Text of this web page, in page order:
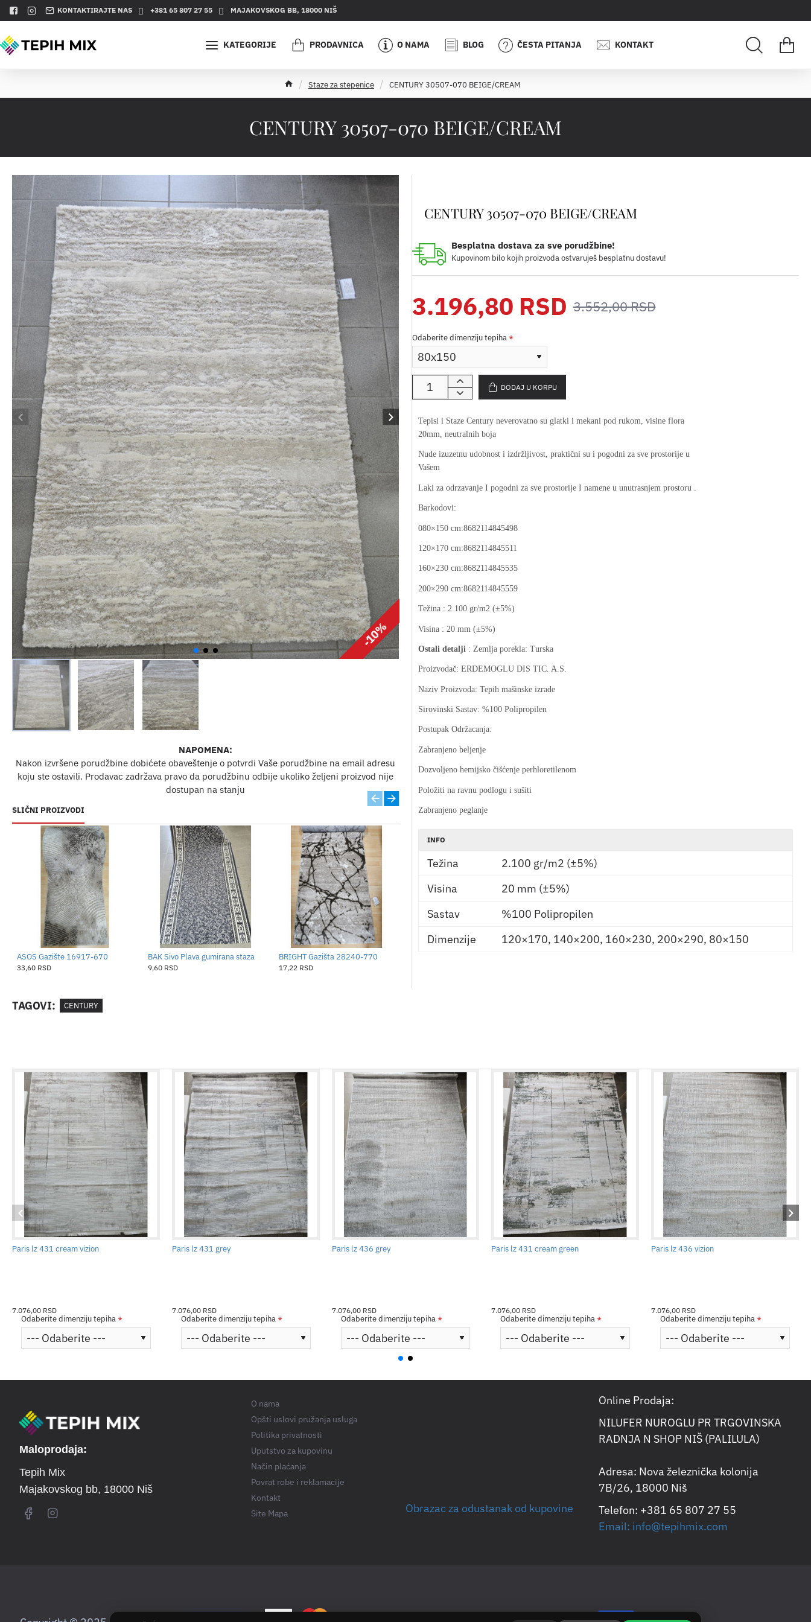
KONTAKTIRAJTE NAS +381 65 807 27 55 MAJAKOVSKOG BB, 18000 NIŠ
KATEGORIJE PRODAVNICA O NAMA BLOG ČESTA PITANJA KONTAKT
CENTURY 30507-070 BEIGE/CREAM
o
Staze za stepenice CENTURY 30507-070 BEIGE/CREAM
-10%
SLIČNI PROIZVODI
ASOS Gazište 16917-670
33,60 RSD
BAK Sivo Plava gumirana staza
9,60 RSD
BRIGHT Gazišta 28240-770
17,22 RSD
NAPOMENA:
Nakon izvršene porudžbine dobićete obaveštenje o potvrdi Vaše porudžbine na email adresu
koju ste ostavili. Prodavac zadržava pravo da porudžbinu odbije ukoliko željeni proizvod nije
dostupan na stanju
CENTURY 30507-070 BEIGE/CREAM
Besplatna dostava za sve porudžbine!
Kupovinom bilo kojih proizvoda ostvaruješ besplatnu dostavu!
3.196,80 RSD 3.552,00 RSD
Odaberite dimenziju tepiha
DODAJ U KORPU
Tepisi i Staze Century neverovatno su glatki i mekani pod rukom, visine flora
20mm, neutralnih boja
Nude izuzetnu udobnost i izdržljivost, praktični su i pogodni za sve prostorije u
Vašem
Laki za odrzavanje I pogodni za sve prostorije I namene u unutrasnjem prostoru .
Barkodovi:
080×150 cm:8682114845498
120×170 cm:8682114845511
160×230 cm:8682114845535
200×290 cm:8682114845559
Težina : 2.100 gr/m2 (±5%)
Visina : 20 mm (±5%)
Ostali detalji : Zemlja porekla: Turska
Proizvodač: ERDEMOGLU DIS TIC. A.S.
Naziv Proizvoda: Tepih mašinske izrade
Sirovinski Sastav: %100 Polipropilen
Postupak Održacanja:
Zabranjeno beljenje
Dozvoljeno hemijsko čišćenje perhloretilenom
Položiti na ravnu podlogu i sušiti
Zabranjeno peglanje
INFO
Težina
2.100 gr/m2 (±5%)
Visina
20 mm (±5%)
Sastav
%100 Polipropilen
Dimenzije
120×170, 140×200, 160×230, 200×290, 80×150
TAGOVI: CENTURY
Paris lz 431 cream vizion
7.076,00 RSD
Odaberite dimenziju tepiha
Paris lz 431 grey
7.076,00 RSD
Odaberite dimenziju tepiha
Paris lz 436 grey
7.076,00 RSD
Odaberite dimenziju tepiha
Paris lz 431 cream green
7.076,00 RSD
Odaberite dimenziju tepiha
Paris lz 436 vizion
7.076,00 RSD
Odaberite dimenziju tepiha
Maloprodaja:
Tepih Mix
Majakovskog bb, 18000 Niš
O nama
Opšti uslovi pružanja usluga
Politika privatnosti
Uputstvo za kupovinu
Način plaćanja
Povrat robe i reklamacije
Kontakt
Site Mapa
Obrazac za odustanak od kupovine
Online Prodaja:
NILUFER NUROGLU PR TRGOVINSKA
RADNJA N SHOP NIŠ (PALILULA)
Adresa: Nova železnička kolonija
7B/26, 18000 Niš
Telefon: +381 65 807 27 55
Email: info@tepihmix.com